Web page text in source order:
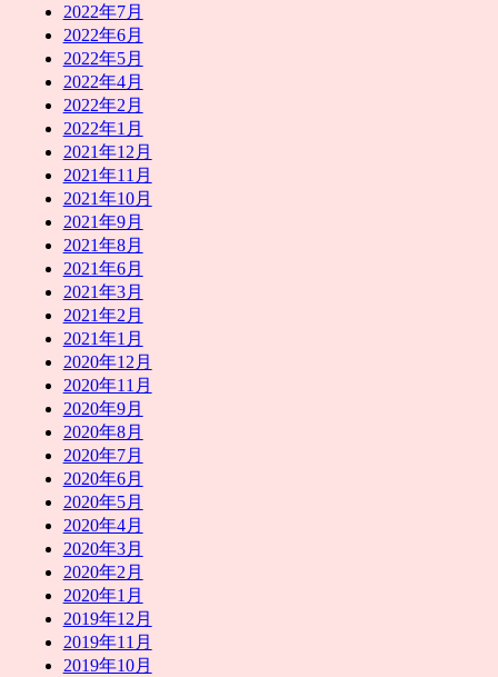
2022年7月
2022年6月
2022年5月
2022年4月
2022年2月
2022年1月
2021年12月
2021年11月
2021年10月
2021年9月
2021年8月
2021年6月
2021年3月
2021年2月
2021年1月
2020年12月
2020年11月
2020年9月
2020年8月
2020年7月
2020年6月
2020年5月
2020年4月
2020年3月
2020年2月
2020年1月
2019年12月
2019年11月
2019年10月